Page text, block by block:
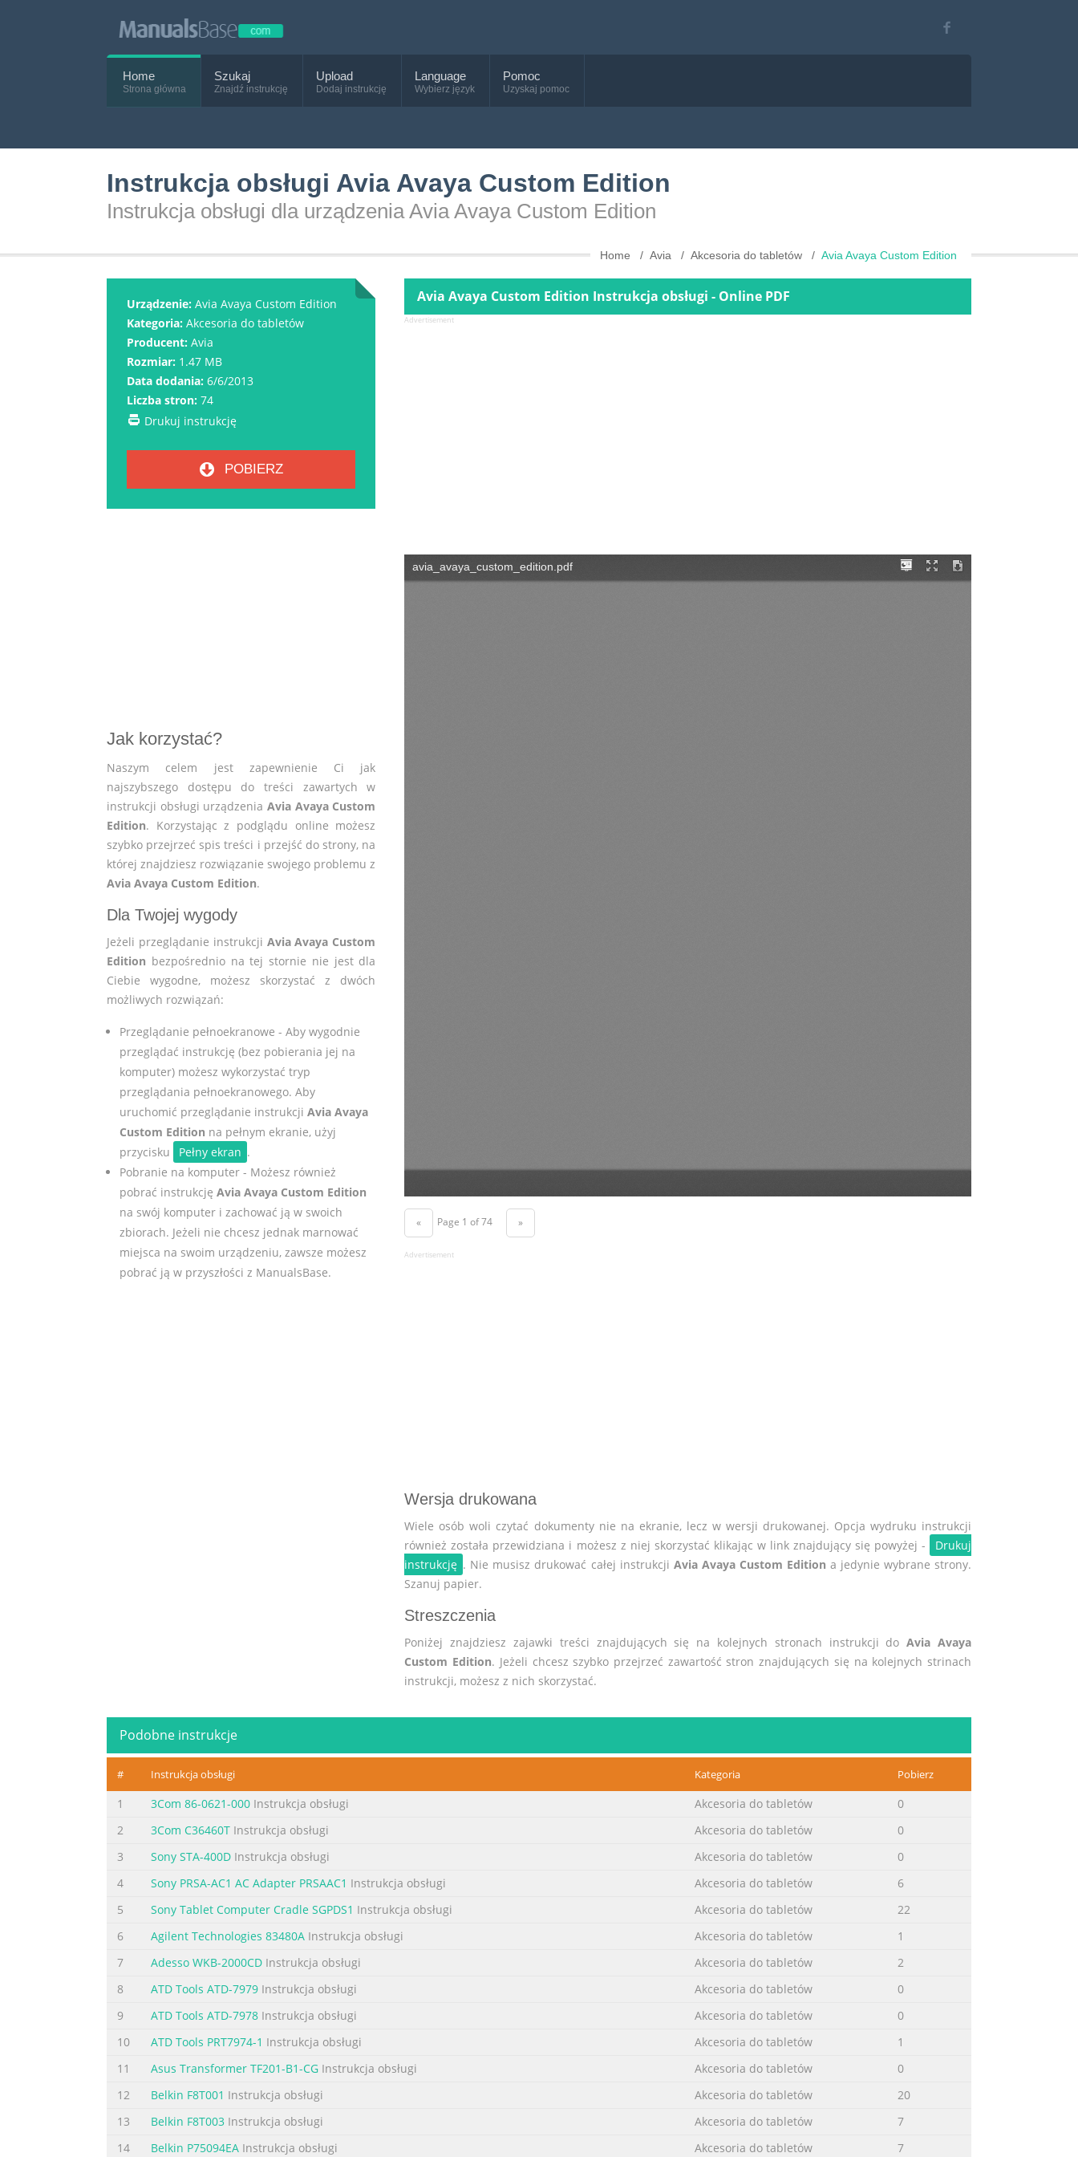
Home
Strona główna
Szukaj
Znajdź instrukcję
Upload
Dodaj instrukcję
Language
Wybierz język
Pomoc
Uzyskaj pomoc
Instrukcja obsługi Avia Avaya Custom Edition
Instrukcja obsługi dla urządzenia Avia Avaya Custom Edition
Home Avia Akcesoria do tabletów Avia Avaya Custom Edition
Urządzenie: Avia Avaya Custom Edition
Kategoria: Akcesoria do tabletów
Producent: Avia
Rozmiar: 1.47 MB
Data dodania: 6/6/2013
Liczba stron: 74
Drukuj instrukcję
POBIERZ
Jak korzystać?
Naszym celem jest zapewnienie Ci jak
najszybszego dostępu do treści zawartych w
instrukcji obsługi urządzenia Avia Avaya Custom
Edition. Korzystając z podglądu online możesz
szybko przejrzeć spis treści i przejść do strony, na
której znajdziesz rozwiązanie swojego problemu z
Avia Avaya Custom Edition.
Dla Twojej wygody
Jeżeli przeglądanie instrukcji Avia Avaya Custom
Edition bezpośrednio na tej stornie nie jest dla
Ciebie wygodne, możesz skorzystać z dwóch
możliwych rozwiązań:
Przeglądanie pełnoekranowe - Aby wygodnie
przeglądać instrukcję (bez pobierania jej na
komputer) możesz wykorzystać tryp
przeglądania pełnoekranowego. Aby
uruchomić przeglądanie instrukcji Avia Avaya
Custom Edition na pełnym ekranie, użyj
przycisku
Pełny ekran .
Pobranie na komputer - Możesz również
pobrać instrukcję Avia Avaya Custom Edition
na swój komputer i zachować ją w swoich
zbiorach. Jeżeli nie chcesz jednak marnować
miejsca na swoim urządzeniu, zawsze możesz
pobrać ją w przyszłości z ManualsBase.
Avia Avaya Custom Edition Instrukcja obsługi - Online PDF
Advertisement
« Page 1 of 74 »
Advertisement
Wersja drukowana
Wiele osób woli czytać dokumenty nie na ekranie, lecz w wersji drukowanej. Opcja wydruku instrukcji
również została przewidziana i możesz z niej skorzystać klikając w link znajdujący się powyżej -
Drukuj
instrukcję . Nie musisz drukować całej instrukcji Avia Avaya Custom Edition a jedynie wybrane strony.
Szanuj papier.
Streszczenia
Poniżej znajdziesz zajawki treści znajdujących się na kolejnych stronach instrukcji doAvia Avaya
Custom Edition. Jeżeli chcesz szybko przejrzeć zawartość stron znajdujących się na kolejnych strinach
instrukcji, możesz z nich skorzystać.
Podobne instrukcje
# Instrukcja obsługi Kategoria Pobierz
1 3Com 86-0621-000 Instrukcja obsługi Akcesoria do tabletów
0
2
3Com C36460T Instrukcja obsługi Akcesoria do tabletów
0
3
Sony STA-400D Instrukcja obsługi Akcesoria do tabletów
0
4
Sony PRSA-AC1 AC Adapter PRSAAC1 Instrukcja obsługi Akcesoria do tabletów
6
5
Sony Tablet Computer Cradle SGPDS1 Instrukcja obsługi Akcesoria do tabletów
22
6
Agilent Technologies 83480A Instrukcja obsługi Akcesoria do tabletów
1
7
Adesso WKB-2000CD Instrukcja obsługi Akcesoria do tabletów
2
8
ATD Tools ATD-7979 Instrukcja obsługi Akcesoria do tabletów
0
9
ATD Tools ATD-7978 Instrukcja obsługi Akcesoria do tabletów
0
10
ATD Tools PRT7974-1 Instrukcja obsługi Akcesoria do tabletów
1
11
Asus Transformer TF201-B1-CG Instrukcja obsługi Akcesoria do tabletów
0
12
Belkin F8T001 Instrukcja obsługi Akcesoria do tabletów
20
13
Belkin F8T003 Instrukcja obsługi Akcesoria do tabletów
7
14
Belkin P75094EA Instrukcja obsługi Akcesoria do tabletów 7